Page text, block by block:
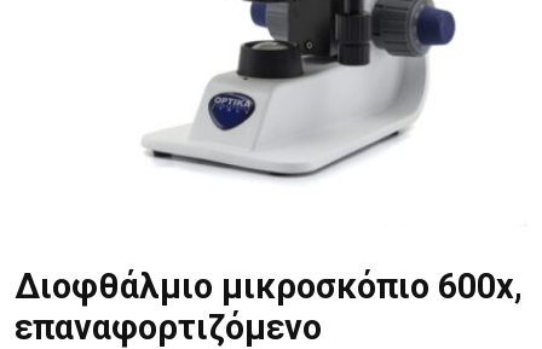
Διοφθάλμιο μικροσκόπιο 600x,
επαναφορτιζόμενο